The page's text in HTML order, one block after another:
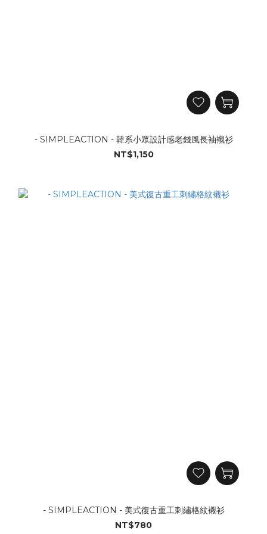
- SIMPLEACTION - 韓系小眾設計感老錢風長袖襯衫
NT$1,150
- SIMPLEACTION - 美式復古重工刺繡格紋襯衫
NT$780